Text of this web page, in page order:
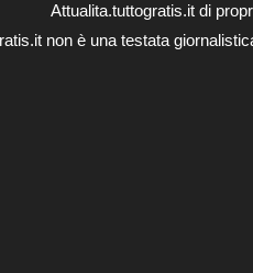
Attualita.tuttogratis.it di
non è una testata